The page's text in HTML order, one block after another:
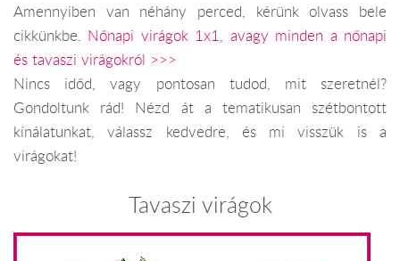
Amennyiben van néhány perced, kérünk olvass bele
cikkünkbe. Nőnapi virágok 1x1, avagy minden a nőnapi
és tavaszi virágokról >>>
Nincs időd, vagy pontosan tudod, mit szeretnél?
Gondoltunk rád! Nézd át a tematikusan szétbontott
kínálatunkat, válassz kedvedre, és mi visszük is a
virágokat!
Tavaszi virágok